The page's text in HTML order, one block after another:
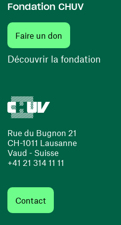
Rue du Bugnon 21
CH-1011 Lausanne
Vaud - Suisse
+41 21 314 11 11
Contact
Fondation CHUV
Faire un don
Découvrir la fondation